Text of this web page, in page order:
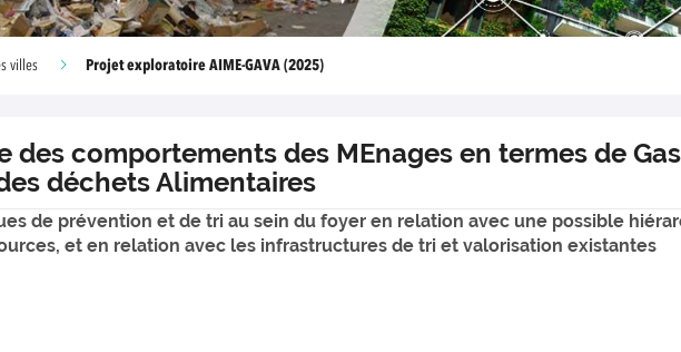
villes Projet exploratoire AIME-GAVA (2025)
des comportements des MEnages en termes de
déchets Alimentaires
de prévention et de tri au sein du foyer en relation avec une possible
et en relation avec les infrastructures de tri et valorisation existantes